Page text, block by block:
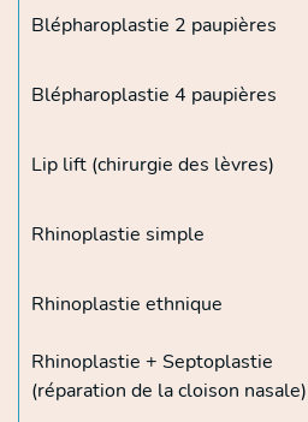
Blépharoplastie 2 paupières
Blépharoplastie 4 paupières
Lip lift (chirurgie des lèvres)
Rhinoplastie simple
Rhinoplastie ethnique
Rhinoplastie + Septoplastie
(réparation de la cloison nasale)